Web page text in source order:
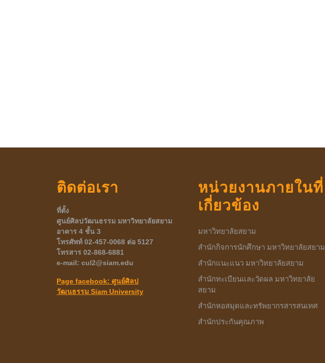
ติดต่อเรา
ที่ตั้ง
ศูนย์ศิลปวัฒนธรรม มหาวิทยาลัยสยาม
อาคาร 4 ชั้น 3
โทรศัพท์ 02-457-0068 ต่อ 5127
โทรสาร 02-868-6881
e-mail: cul2@siam.edu
Page facebook: ศูนย์ศิลป
วัฒนธรรม Siam University
หน่วยงานภายในที่
เกี่ยวข้อง
มหาวิทยาลัยสยาม
สำนักกิจการนักศึกษา มหาวิทยาลัยสยาม
สำนักแนะแนว มหาวิทยาลัยสยาม
สำนักทะเบียนและวัดผล มหาวิทยาลัย
สยาม
สำนักหอสมุดและทรัพยากรสารสนเทศ
สำนักประกันคุณภาพ